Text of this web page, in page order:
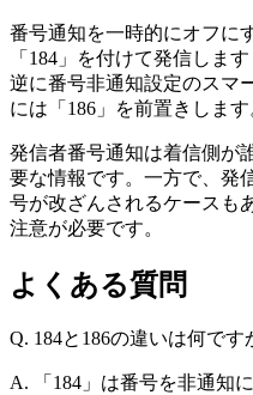
番号通知を一時的にオフに
「184」を付けて発信しま
逆に番号非通知設定のスマ
には「186」を前置きします
発信者番号通知は着信側が
要な情報です。一方で、発
号が改ざんされるケースも
注意が必要です。
よくある質問
Q. 184と186の違いは何です
A.
「184」は番号を非通知